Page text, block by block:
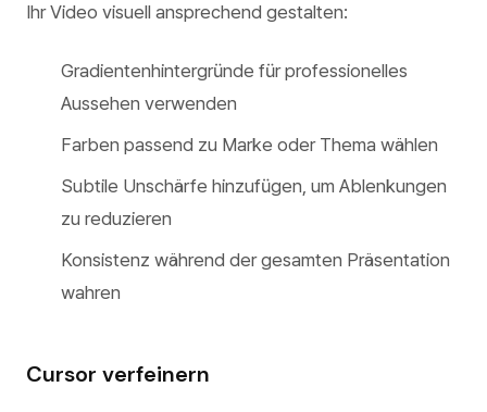
Ihr Video visuell ansprechend gestalten:
Gradientenhintergründe für professionelles
Aussehen verwenden
Farben passend zu Marke oder Thema wählen
Subtile Unschärfe hinzufügen, um Ablenkungen
zu reduzieren
Konsistenz während der gesamten Präsentation
wahren
Cursor verfeinern